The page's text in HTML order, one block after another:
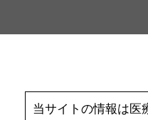
当サイトの情報は医